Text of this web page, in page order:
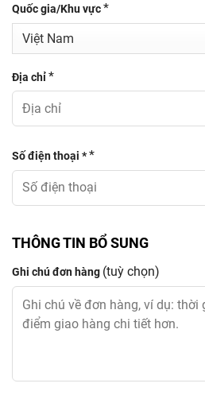
Quốc gia/Khu vực*
Địa chỉ*
Số điện thoại **
THÔNG TIN BỔ SUNG
Ghi chú đơn hàng (tuỳ chọn)